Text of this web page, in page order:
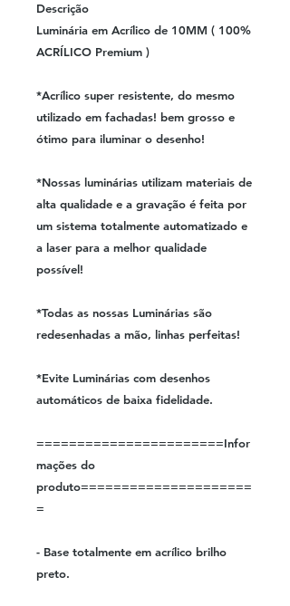
Descrição
Luminária em Acrílico de 10MM ( 100%
ACRÍLICO Premium )
*Acrílico super resistente, do mesmo
utilizado em fachadas! bem grosso e
ótimo para iluminar o desenho!
*Nossas luminárias utilizam materiais de
alta qualidade e a gravação é feita por
um sistema totalmente automatizado e
a laser para a melhor qualidade
possível!
*Todas as nossas Luminárias são
redesenhadas a mão, linhas perfeitas!
*Evite Luminárias com desenhos
automáticos de baixa fidelidade.
=======================Infor
mações do
produto=====================
=
- Base totalmente em acrílico brilho
preto.